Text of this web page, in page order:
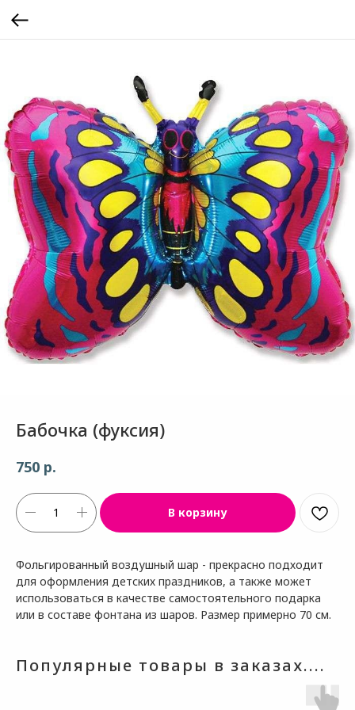
Бабочка (фуксия)
750 р.
В корзину
Фольгированный воздушный шар - прекрасно подходит
для оформления детских праздников, а также может
использоваться в качестве самостоятельного подарка
или в составе фонтана из шаров. Размер примерно 70 см.
Популярные товары в заказах....